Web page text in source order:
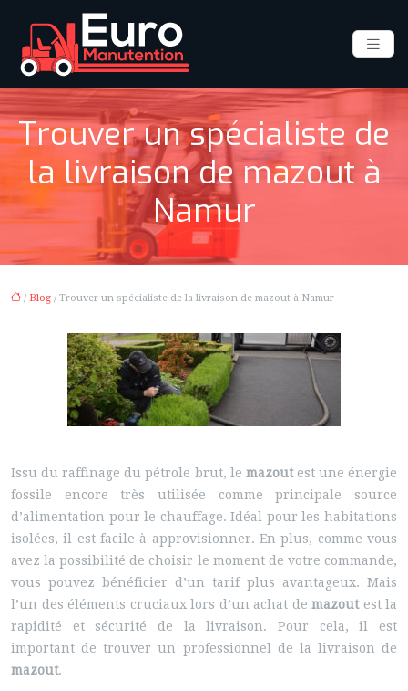
Trouver un spécialiste de
la livraison de mazout à
Namur
/ Blog / Trouver un spécialiste de la livraison de mazout à Namur
Issu du raffinage du pétrole brut, le mazoutest une énergie
fossile encore très utilisée comme principale source
d’alimentation pour le chauffage. Idéal pour les habitations
isolées, il est facile à approvisionner. En plus, comme vous
avez la possibilité de choisir le moment de votre commande,
vous pouvez bénéficier d’un tarif plus avantageux. Mais
l’un des éléments cruciaux lors d’un achat de mazoutest la
rapidité et sécurité de la livraison. Pour cela, il est
important de trouver un professionnel de la livraison de
mazout.